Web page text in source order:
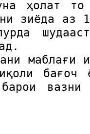
ҳолат
зиёда аз
маблағи
вазни